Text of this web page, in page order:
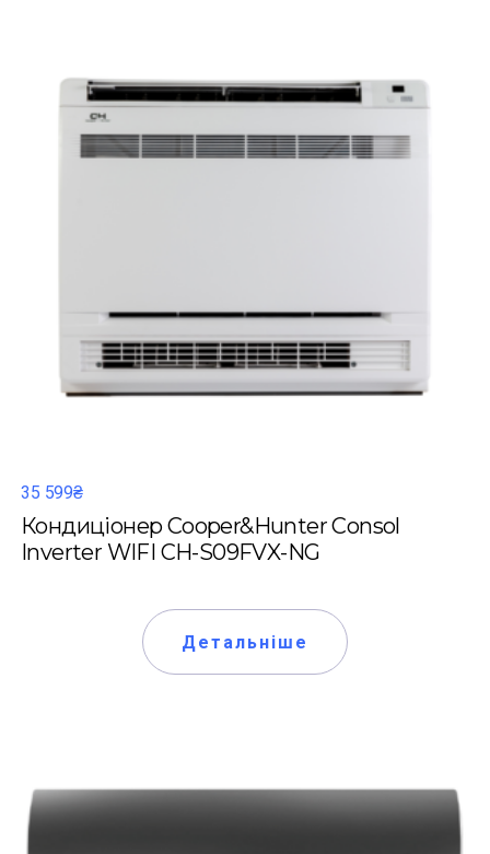
35 599₴
Кондиціонер Cooper&Hunter Consol
Inverter WIFI CH-S09FVX-NG
Детальніше